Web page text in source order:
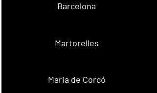
Barcelona
Martorelles
Maria de Corcó